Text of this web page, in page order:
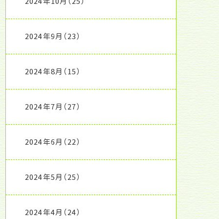
2024年9月 （23）
2024年8月 （15）
2024年7月 （27）
2024年6月 （22）
2024年5月 （25）
2024年4月 （24）